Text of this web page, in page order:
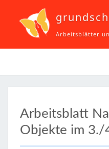
Arbeitsblätter
Arbeitsblatt
Objekte im 3./